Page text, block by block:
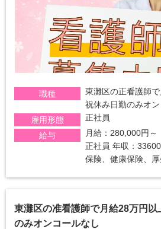
職種
東灘区の正看護師
祝休み日勤のみオ
雇用形態
正社員
給与
月給：280,000円～
正社員 年収：
保険、健康保険、厚
東灘区の准看護師で月給28万円以
のみオンコールなし